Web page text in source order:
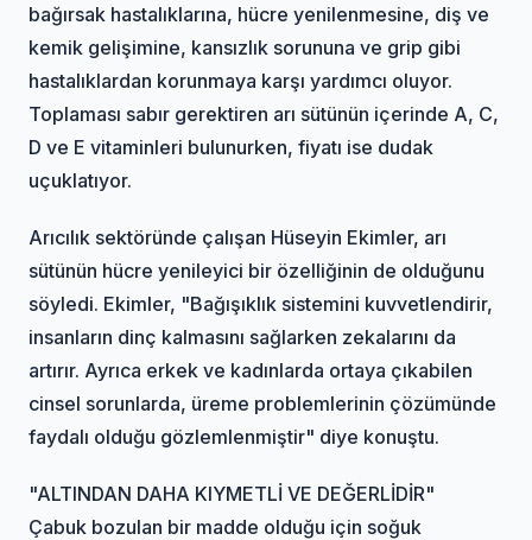
bağırsak hastalıklarına, hücre yenilenmesine, diş ve
kemik gelişimine, kansızlık sorununa ve grip gibi
hastalıklardan korunmaya karşı yardımcı oluyor.
Toplaması sabır gerektiren arı sütünün içerinde A, C,
D ve E vitaminleri bulunurken, fiyatı ise dudak
uçuklatıyor.
Arıcılık sektöründe çalışan Hüseyin Ekimler, arı
sütünün hücre yenileyici bir özelliğinin de olduğunu
söyledi. Ekimler, "Bağışıklık sistemini kuvvetlendirir,
insanların dinç kalmasını sağlarken zekalarını da
artırır. Ayrıca erkek ve kadınlarda ortaya çıkabilen
cinsel sorunlarda, üreme problemlerinin çözümünde
faydalı olduğu gözlemlenmiştir" diye konuştu.
"ALTINDAN DAHA KIYMETLİ VE DEĞERLİDİR"
Çabuk bozulan bir madde olduğu için soğuk